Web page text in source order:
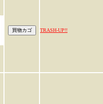
TRASH-UP!!